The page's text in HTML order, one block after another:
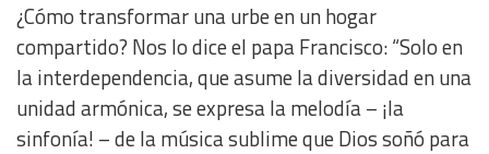
¿Cómo transformar una urbe en un hogar
compartido? Nos lo dice el papa Francisco: “Solo en
la interdependencia, que asume la diversidad en una
unidad armónica, se expresa la melodía – ¡la
sinfonía! – de la música sublime que Dios soñó para